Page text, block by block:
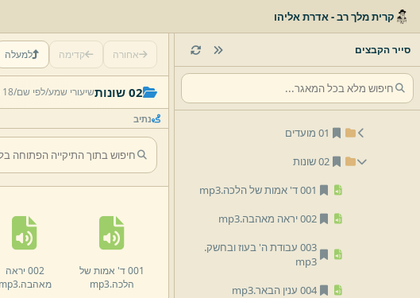
קרית מלך רב - אדרת אליהו
סייר הקבצים
13 הרב אליעזר וייס
16 הרב אפרים זילברמן
18 הרב רפאל קוּק
01 מועדים
02 שונות
001 ד' אמות של הלכה.
mp3
002 יראה מאהבה.
mp3
003 עבודת ה' בעוז ובחשק.
mp3
004 ענין הבאר.
mp3
אחורה קדימה למעלה
02 שונות שיעורי שמע/לפי שם/18 הרב רפאל קוּק/
נתיב
001 ד' אמות של
הלכה.mp3
002 יראה
מאהבה.mp3